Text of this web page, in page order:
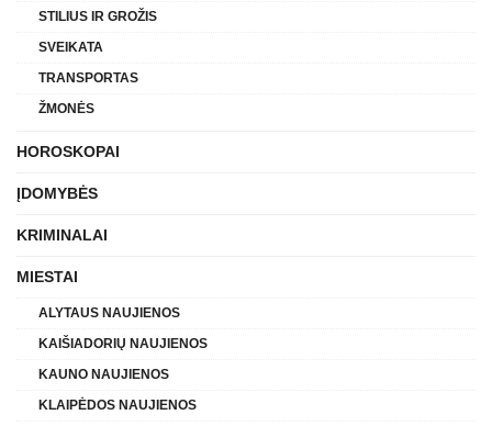
STILIUS IR GROŽIS
SVEIKATA
TRANSPORTAS
ŽMONĖS
HOROSKOPAI
ĮDOMYBĖS
KRIMINALAI
MIESTAI
ALYTAUS NAUJIENOS
KAIŠIADORIŲ NAUJIENOS
KAUNO NAUJIENOS
KLAIPĖDOS NAUJIENOS